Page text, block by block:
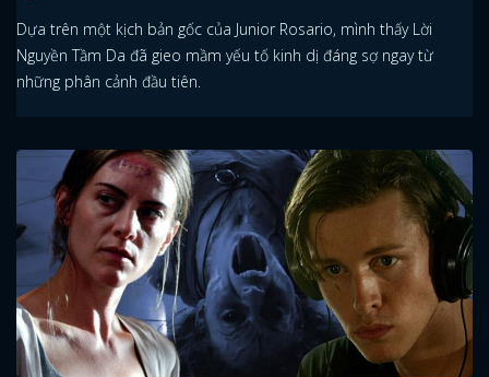
Dựa trên một kịch bản gốc của Junior Rosario, mình thấy Lời
Nguyền Tầm Da đã gieo mầm yếu tố kinh dị đáng sợ ngay từ
những phân cảnh đầu tiên.